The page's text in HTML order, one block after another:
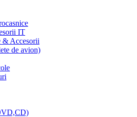
IT
& Accesorii
de avion)